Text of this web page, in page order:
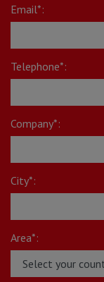
Email*:
Telephone*:
Company*:
City*:
Area*: